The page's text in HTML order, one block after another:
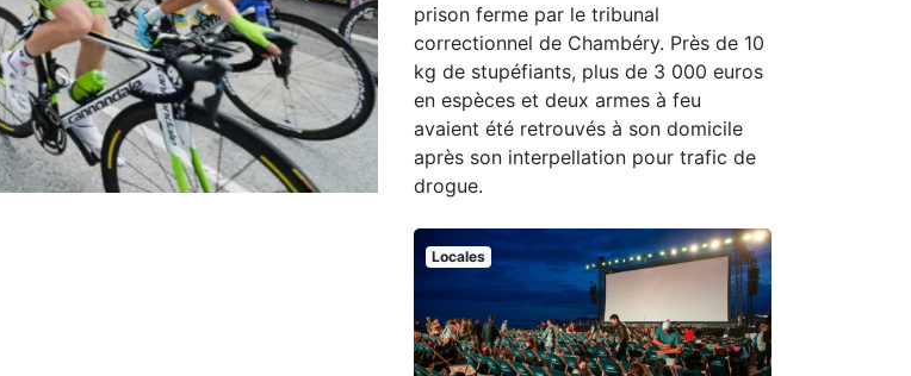
prison ferme par le tribunal
correctionnel de Chambéry. Près de 10
kg de stupéfiants, plus de 3 000 euros
en espèces et deux armes à feu
avaient été retrouvés à son domicile
après son interpellation pour trafic de
drogue.
Locales